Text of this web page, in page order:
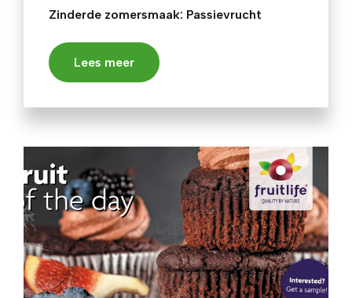
Zinderde zomersmaak: Passievrucht
Lees meer